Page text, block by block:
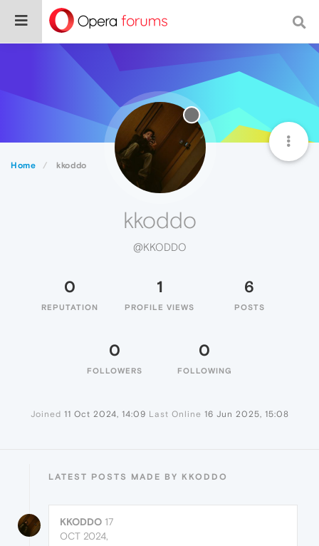
Home kkoddo
kkoddo
@KKODDO
0
REPUTATION
1
PROFILE VIEWS
6
POSTS
0
FOLLOWERS
0
FOLLOWING
Joined 11 Oct 2024, 14:09 Last Online 16 Jun 2025, 15:08
LATEST POSTS MADE BY KKODDO
KKODDO 17
OCT 2024,